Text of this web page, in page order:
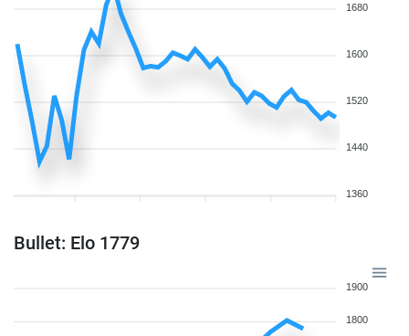
1680
1600
1520
1440
1360
Bullet: Elo 1779
1900
1800